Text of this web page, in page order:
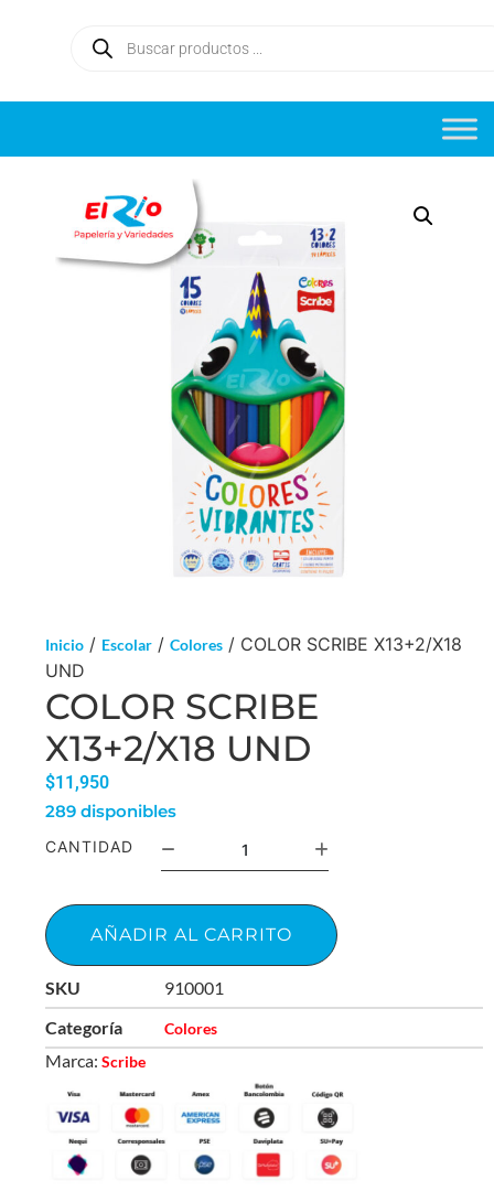
Inicio / Escolar / Colores / COLOR SCRIBE X13+2/X18
UND
COLOR SCRIBE
X13+2/X18 UND
$11,950
289 disponibles
CANTIDAD
AÑADIR AL CARRITO
SKU
910001
Categoría
Colores
Marca: Scribe